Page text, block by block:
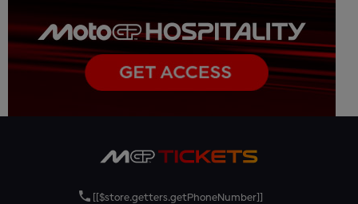
[[$store.getters.getPhoneNumber]]